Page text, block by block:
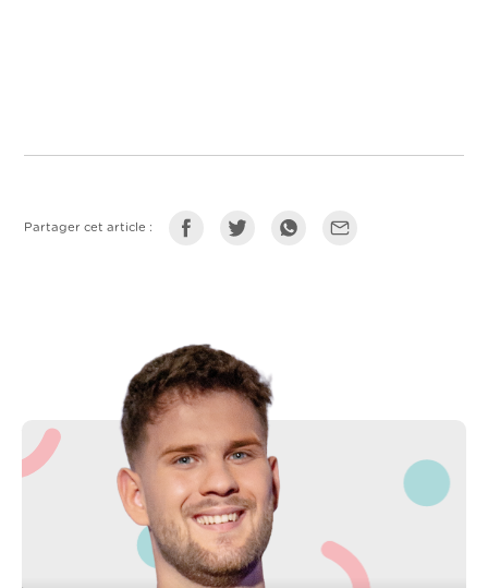
Partager cet article :